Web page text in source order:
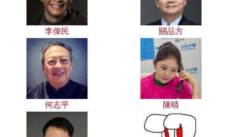
李偉民 關品方
何志平 陳晴